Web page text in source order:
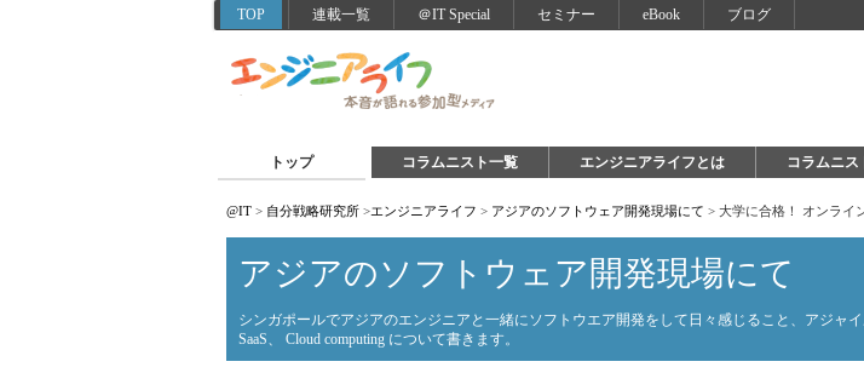
TOP 連載一覧 ＠IT Special セミナー eBook ブログ
トップ コラムニスト一覧 エンジニアライフとは コラムニス
@IT > 自分戦略研究所 >エンジニアライフ > アジアのソフトウェア開発現場にて > 大学に合格！ オンライ
アジアのソフトウェア開発現場にて
シンガポールでアジアのエンジニアと一緒にソフトウエア開発をして日々感じること、アジャイ
SaaS、 Cloud computing について書きます。